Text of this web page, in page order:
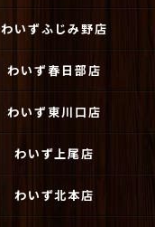
わいずふじみ野店
わいず春日部店
わいず東川口店
わいず上尾店
わいず北本店